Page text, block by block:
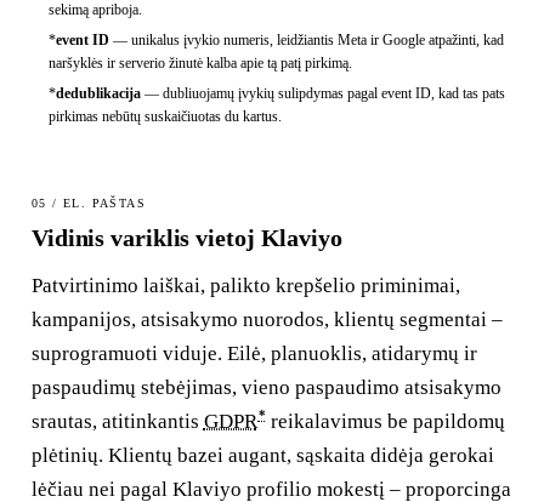
sekimą apriboja.
*event ID — unikalus įvykio numeris, leidžiantis Meta ir Google atpažinti, kad
naršyklės ir serverio žinutė kalba apie tą patį pirkimą.
*dedublikacija— dubliuojamų įvykių sulipdymas pagal event ID, kad tas pats
pirkimas nebūtų suskaičiuotas du kartus.
05 / EL. PAŠTAS
Vidinis variklis vietoj Klaviyo
Patvirtinimo laiškai, palikto krepšelio priminimai,
kampanijos, atsisakymo nuorodos, klientų segmentai –
suprogramuoti viduje. Eilė, planuoklis, atidarymų ir
paspaudimų stebėjimas, vieno paspaudimo atsisakymo
srautas, atitinkantis GDPR* reikalavimus be papildomų
plėtinių. Klientų bazei augant, sąskaita didėja gerokai
lėčiau nei pagal Klaviyo profilio mokestį – proporcinga